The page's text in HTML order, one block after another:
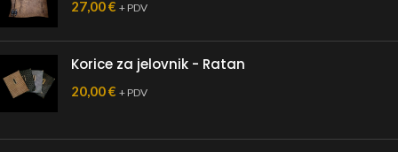
27,00€ + PDV
Korice za jelovnik - Ratan
20,00€ + PDV